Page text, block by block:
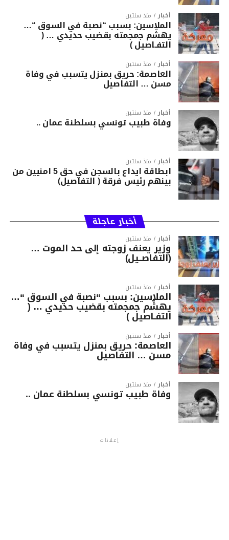
أخبار منذ سنتين
الملاسين: بسبب “نصبة في السوق “…
يهشّم جمجمته بقضيب حديدي … (
التفـاصيل )
أخبار منذ سنتين
العاصمة: حريق بمنزل يتسبب في وفاة
مسن … التفاصيل
أخبار منذ سنتين
وفاة طبيب تونسي بسلطنة عمان ..
أخبار منذ سنتين
ابطاقة ايداع بالسجن في حق 5 امنيين من
بينهم رئيس فرقة ( التفاصيل)
أخبار عاجلة
أخبار منذ سنتين
وزير يعنف زوجته إلى حد الموت …
(التفاصــيل)
أخبار منذ سنتين
الملاسين: بسبب “نصبة في السوق “…
يهشّم جمجمته بقضيب حديدي … (
التفـاصيل )
أخبار منذ سنتين
العاصمة: حريق بمنزل يتسبب في وفاة
مسن … التفاصيل
أخبار منذ سنتين
وفاة طبيب تونسي بسلطنة عمان ..
إعلانات